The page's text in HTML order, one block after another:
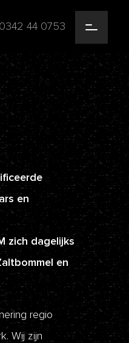
0342 44 0753
en
zich dagelijks
en
regio
Wij zijn